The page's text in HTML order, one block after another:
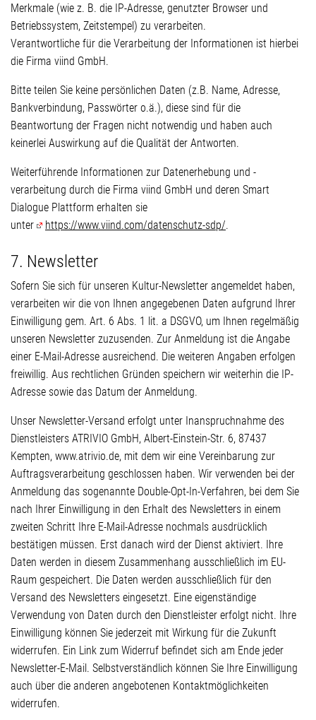
Merkmale (wie z. B. die IP-Adresse, genutzter Browser und
Betriebssystem, Zeitstempel) zu verarbeiten.
Verantwortliche für die Verarbeitung der Informationen ist hierbei
die Firma viind GmbH.
Bitte teilen Sie keine persönlichen Daten (z.B. Name, Adresse,
Bankverbindung, Passwörter o.ä.), diese sind für die
Beantwortung der Fragen nicht notwendig und haben auch
keinerlei Auswirkung auf die Qualität der Antworten.
Weiterführende Informationen zur Datenerhebung und -
verarbeitung durch die Firma viind GmbH und deren Smart
Dialogue Plattform erhalten sie
unter
https://www.viind.com/datenschutz-sdp/.
7. Newsletter
Sofern Sie sich für unseren Kultur-Newsletter angemeldet haben,
verarbeiten wir die von Ihnen angegebenen Daten aufgrund Ihrer
Einwilligung gem. Art. 6 Abs. 1 lit. a DSGVO, um Ihnen regelmäßig
unseren Newsletter zuzusenden. Zur Anmeldung ist die Angabe
einer E-Mail-Adresse ausreichend. Die weiteren Angaben erfolgen
freiwillig. Aus rechtlichen Gründen speichern wir weiterhin die IP-
Adresse sowie das Datum der Anmeldung.
Unser Newsletter-Versand erfolgt unter Inanspruchnahme des
Dienstleisters ATRIVIO GmbH, Albert-Einstein-Str. 6, 87437
Kempten, www.atrivio.de, mit dem wir eine Vereinbarung zur
Auftragsverarbeitung geschlossen haben. Wir verwenden bei der
Anmeldung das sogenannte Double-Opt-In-Verfahren, bei dem Sie
nach Ihrer Einwilligung in den Erhalt des Newsletters in einem
zweiten Schritt Ihre E-Mail-Adresse nochmals ausdrücklich
bestätigen müssen. Erst danach wird der Dienst aktiviert. Ihre
Daten werden in diesem Zusammenhang ausschließlich im EU-
Raum gespeichert. Die Daten werden ausschließlich für den
Versand des Newsletters eingesetzt. Eine eigenständige
Verwendung von Daten durch den Dienstleister erfolgt nicht. Ihre
Einwilligung können Sie jederzeit mit Wirkung für die Zukunft
widerrufen. Ein Link zum Widerruf befindet sich am Ende jeder
Newsletter-E-Mail. Selbstverständlich können Sie Ihre Einwilligung
auch über die anderen angebotenen Kontaktmöglichkeiten
widerrufen.